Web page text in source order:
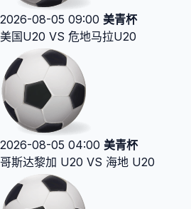
2026-08-05 09:00 美青杯
美国U20 VS 危地马拉U20
2026-08-05 04:00 美青杯
哥斯达黎加 U20 VS 海地 U20